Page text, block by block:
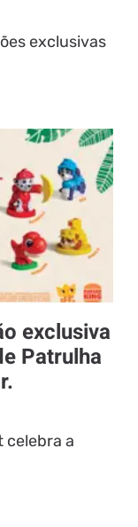
exclusivas
exclusiva
Patrulha
celebra a